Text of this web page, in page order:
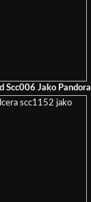
Scc006 Jako Pandora